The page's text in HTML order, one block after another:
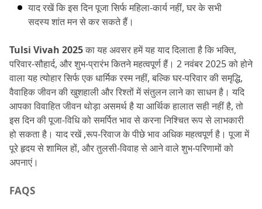
याद रखें कि इस दिन पूजा सिर्फ महिला-कार्य नहीं, घर के सभी
सदस्य शांत मन से कर सकते हैं।
Tulsi Vivah 2025 का यह अवसर हमें यह याद दिलाता है कि भक्ति,
परिवार-सौहार्द, और शुभ-प्रारंभ कितने महत्वपूर्ण हैं। 2 नवंबर 2025 को होने
वाला यह त्योहार सिर्फ एक धार्मिक रस्म नहीं, बल्कि घर-परिवार की समृद्धि,
वैवाहिक जीवन की खुशहाली और रिश्तों में संतुलन लाने का साधन है। यदि
आपका विवाहित जीवन थोड़ा असमर्थ है या आर्थिक हालात सही नहीं है, तो
इस दिन की पूजा-विधि को समर्पित भाव से करना निश्चित रूप से लाभकारी
हो सकता है। याद रखें ,रूप-रिवाज के पीछे भाव अधिक महत्वपूर्ण है। पूजा में
पूरे हृदय से शामिल हों, और तुलसी-विवाह से आने वाले शुभ-परिणामों को
अपनाएं।
FAQS